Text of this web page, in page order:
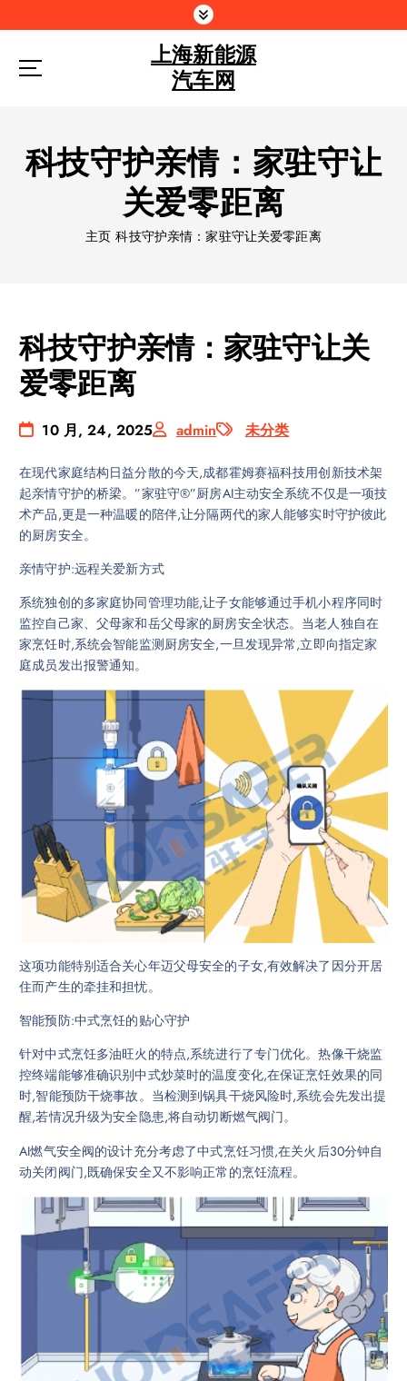
到
上海新能源
汽车网
科技守护亲情：家驻守让
关爱零距离
主页 科技守护亲情：家驻守让关爱零距离
科技守护亲情：家驻守让关
爱零距离
10 月, 24, 2025 admin 未分类
在现代家庭结构日益分散的今天,成都霍姆赛福科技用创新技术架
起亲情守护的桥梁。”家驻守®”厨房AI主动安全系统不仅是一项技
术产品,更是一种温暖的陪伴,让分隔两代的家人能够实时守护彼此
的厨房安全。
亲情守护:远程关爱新方式
系统独创的多家庭协同管理功能,让子女能够通过手机小程序同时
监控自己家、父母家和岳父母家的厨房安全状态。当老人独自在
家烹饪时,系统会智能监测厨房安全,一旦发现异常,立即向指定家
庭成员发出报警通知。
这项功能特别适合关心年迈父母安全的子女,有效解决了因分开居
住而产生的牵挂和担忧。
智能预防:中式烹饪的贴心守护
针对中式烹饪多油旺火的特点,系统进行了专门优化。热像干烧监
控终端能够准确识别中式炒菜时的温度变化,在保证烹饪效果的同
时,智能预防干烧事故。当检测到锅具干烧风险时,系统会先发出提
醒,若情况升级为安全隐患,将自动切断燃气阀门。
AI燃气安全阀的设计充分考虑了中式烹饪习惯,在关火后30分钟自
动关闭阀门,既确保安全又不影响正常的烹饪流程。